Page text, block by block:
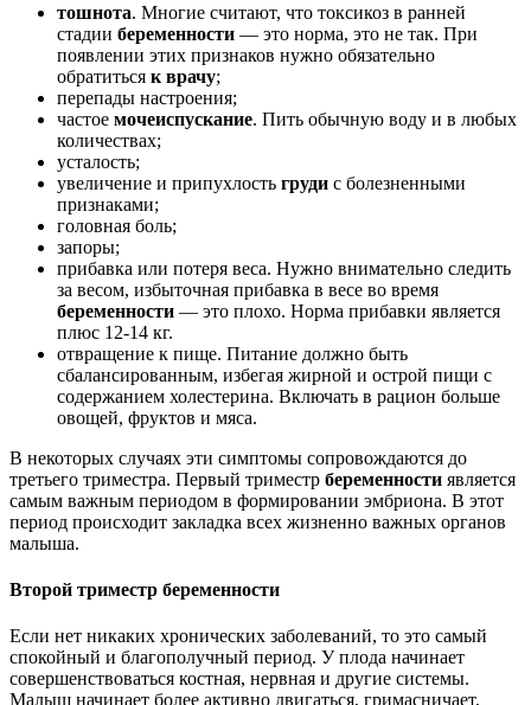
тошнота. Многие считают, что токсикоз в ранней
стадии беременности — это норма, это не так. При
появлении этих признаков нужно обязательно
обратиться к врачу;
перепады настроения;
частое мочеиспускание. Пить обычную воду и в любых
количествах;
усталость;
увеличение и припухлость груди с болезненными
признаками;
головная боль;
запоры;
прибавка или потеря веса. Нужно внимательно следить
за весом, избыточная прибавка в весе во время
беременности — это плохо. Норма прибавки является
плюс 12-14 кг.
отвращение к пище. Питание должно быть
сбалансированным, избегая жирной и острой пищи с
содержанием холестерина. Включать в рацион больше
овощей, фруктов и мяса.
В некоторых случаях эти симптомы сопровождаются до
третьего триместра. Первый триместр беременности является
самым важным периодом в формировании эмбриона. В этот
период происходит закладка всех жизненно важных органов
малыша.
Второй триместр беременности
Если нет никаких хронических заболеваний, то это самый
спокойный и благополучный период. У плода начинает
совершенствоваться костная, нервная и другие системы.
Малыш начинает более активно двигаться, гримасничает,